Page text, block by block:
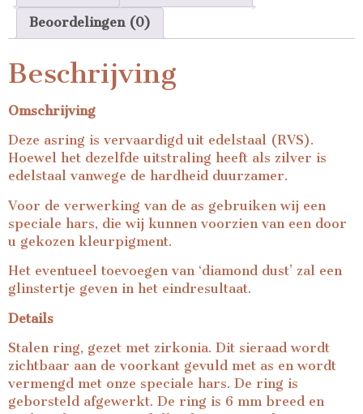
Beoordelingen (0)
Beschrijving
Omschrijving
Deze asring is vervaardigd uit edelstaal (RVS).
Hoewel het dezelfde uitstraling heeft als zilver is
edelstaal vanwege de hardheid duurzamer.
Voor de verwerking van de as gebruiken wij een
speciale hars, die wij kunnen voorzien van een door
u gekozen kleurpigment.
Het eventueel toevoegen van ‘diamond dust’ zal een
glinstertje geven in het eindresultaat.
Details
Stalen ring, gezet met zirkonia. Dit sieraad wordt
zichtbaar aan de voorkant gevuld met as en wordt
vermengd met onze speciale hars. De ring is
geborsteld afgewerkt. De ring is 6 mm breed en